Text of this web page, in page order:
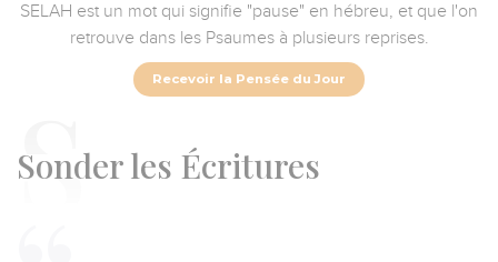
SELAH est un mot qui signifie "pause" en hébreu, et que l'on
retrouve dans les Psaumes à plusieurs reprises.
Recevoir la Pensée du Jour
Sonder les Écritures